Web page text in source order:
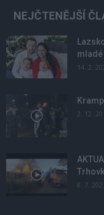
NEJČTENĚJŠÍ
14. 2.
2. 12.
8. 7.